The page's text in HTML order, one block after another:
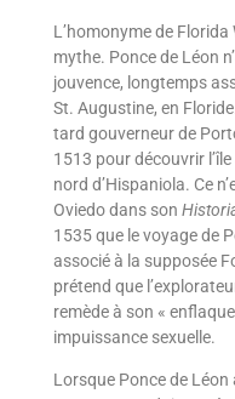
L’homonyme de
mythe. Ponce de Léon
jouvence, longtemps
St. Augustine, en
tard gouverneur de
1513 pour découvrir
nord d’Hispaniola. Ce
Oviedo dans son
1535 que le voyage de
associé à la supposée
prétend que
remède à son «
impuissance sexuelle.
Lorsque Ponce de